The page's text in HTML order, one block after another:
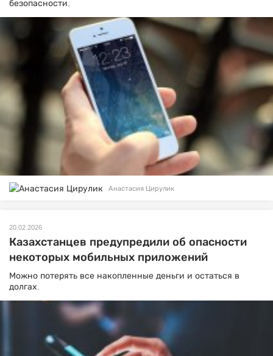
безопасности.
Анастасия Цирулик
20.02.2026
Казахстанцев предупредили об опасности
некоторых мобильных приложений
Можно потерять все накопленные деньги и остаться в
долгах.